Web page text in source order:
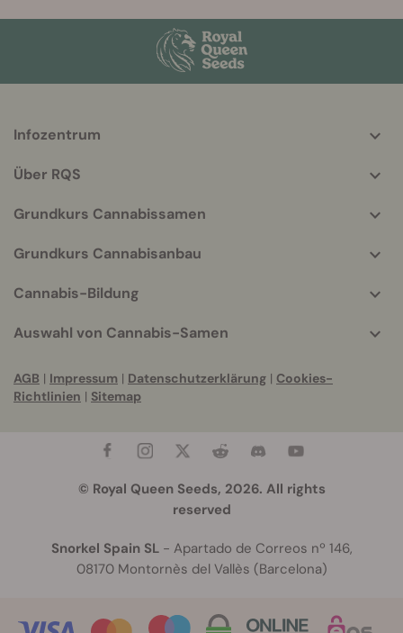
More
info
Infozentrum
Über RQS
Grundkurs Cannabissamen
Grundkurs Cannabisanbau
Cannabis-Bildung
Auswahl von Cannabis-Samen
AGB | Impressum | Datenschutzerklärung | Cookies-
Richtlinien | Sitemap
© Royal Queen Seeds, 2026. All rights
reserved
Snorkel Spain SL- Apartado de Correos nº 146,
08170 Montornès del Vallès (Barcelona)